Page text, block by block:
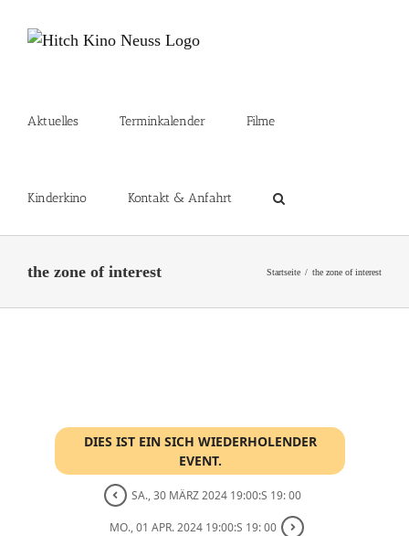
Inhalt
Aktuelles Terminkalender Filme
Kinderkino Kontakt & Anfahrt
the zone of interest Startseite the zone of interest
DIES IST EIN SICH WIEDERHOLENDER
EVENT.
SA., 30 MÄRZ 2024 19:00:S 19: 00
MO., 01 APR. 2024 19:00:S 19: 00